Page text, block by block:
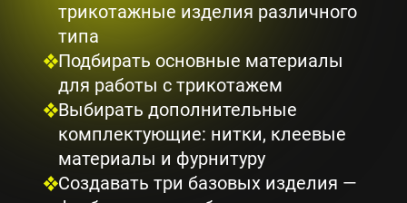
трикотажные изделия различного
типа
Подбирать основные материалы
для работы с трикотажем
Выбирать дополнительные
комплектующие: нитки, клеевые
материалы и фурнитуру
Создавать три базовых изделия —